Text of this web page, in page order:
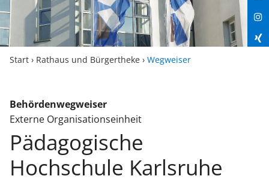
Start › Rathaus und Bürgertheke › Wegweiser
Behördenwegweiser
Externe Organisationseinheit
Pädagogische
Hochschule Karlsruhe